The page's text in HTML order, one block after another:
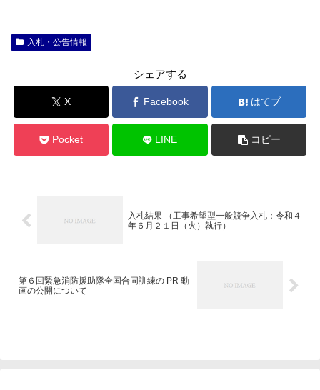
入札・公告情報
シェアする
X Facebook はてブ
Pocket LINE コピー
入札結果 （工事希望型一般競争入札：令和４
年６月２１日（火）執行）
第６回緊急消防援助隊全国合同訓練の PR 動
画の公開について